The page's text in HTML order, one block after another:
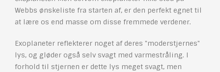
Webbs ønskeliste fra starten af, er den perfekt egnet til
at lære os end masse om disse fremmede verdener.
Exoplaneter reflekterer noget af deres "moderstjernes"
lys, og gløder også selv svagt med varmestråling. I
forhold til stjernen er dette lys meget svagt, men